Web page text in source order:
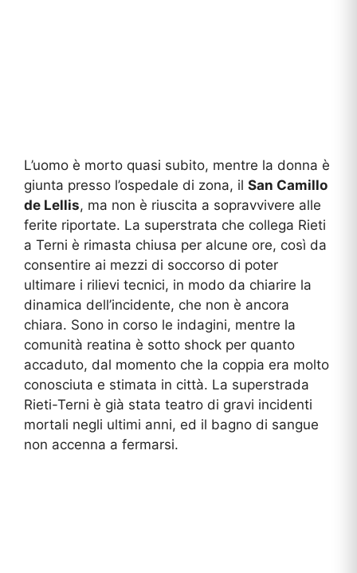
L’uomo è morto quasi subito, mentre la donna è
giunta presso l’ospedale di zona, il San Camillo
de Lellis, ma non è riuscita a sopravvivere alle
ferite riportate. La superstrata che collega Rieti
a Terni è rimasta chiusa per alcune ore, così da
consentire ai mezzi di soccorso di poter
ultimare i rilievi tecnici, in modo da chiarire la
dinamica dell’incidente, che non è ancora
chiara. Sono in corso le indagini, mentre la
comunità reatina è sotto shock per quanto
accaduto, dal momento che la coppia era molto
conosciuta e stimata in città. La superstrada
Rieti-Terni è già stata teatro di gravi incidenti
mortali negli ultimi anni, ed il bagno di sangue
non accenna a fermarsi.